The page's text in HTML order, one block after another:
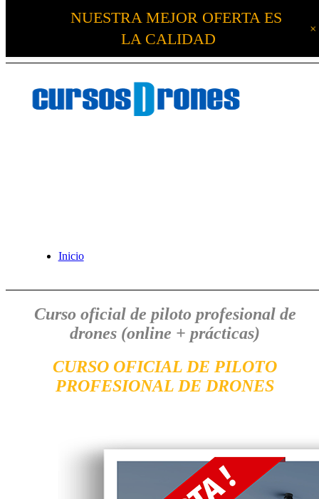
Inicio
Curso oficial de piloto profesional de
drones (online + prácticas)
CURSO OFICIAL DE PILOTO
PROFESIONAL DE DRONES
NUESTRA MEJOR OFERTA ES
LA CALIDAD